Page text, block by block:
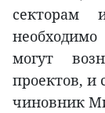
секторам
могут
проектов, и
чиновник